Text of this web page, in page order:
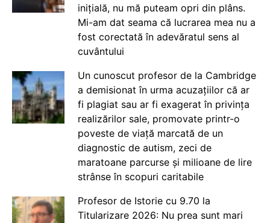
inițială, nu mă puteam opri din plâns.
Mi-am dat seama că lucrarea mea nu a
fost corectată în adevăratul sens al
cuvântului
Un cunoscut profesor de la Cambridge
a demisionat în urma acuzațiilor că ar
fi plagiat sau ar fi exagerat în privința
realizărilor sale, promovate printr-o
poveste de viață marcată de un
diagnostic de autism, zeci de
maratoane parcurse și milioane de lire
strânse în scopuri caritabile
Profesor de Istorie cu 9.70 la
Titularizare 2026: Nu prea sunt mari